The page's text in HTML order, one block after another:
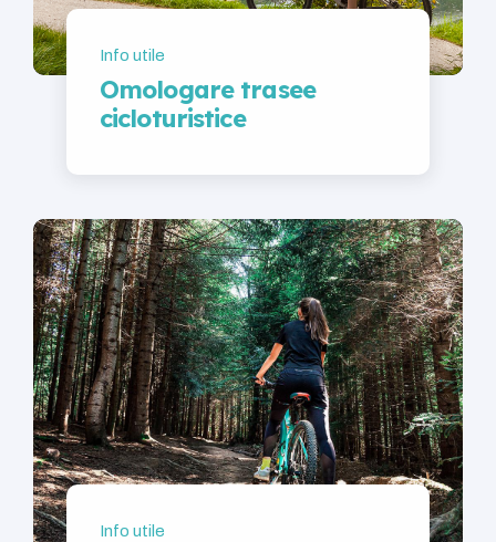
Info utile
Omologare trasee
cicloturistice
Info utile